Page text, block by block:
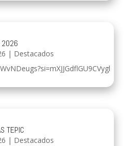
2026
| Destacados
TEPIC
| Destacados